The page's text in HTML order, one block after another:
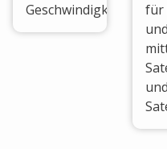
Geschwindigkeit.
für
und
und